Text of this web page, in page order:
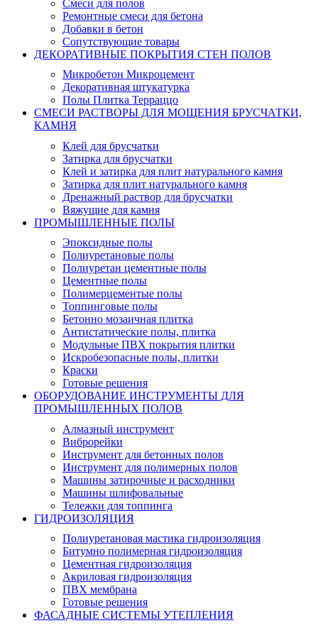
Смеси для полов
Ремонтные смеси для бетона
Добавки в бетон
Сопутствующие товары
ДЕКОРАТИВНЫЕ ПОКРЫТИЯ СТЕН ПОЛОВ
Микробетон Микроцемент
Декоративная штукатурка
Полы Плитка Терраццо
СМЕСИ РАСТВОРЫ ДЛЯ МОЩЕНИЯ БРУСЧАТКИ,
КАМНЯ
Клей для брусчатки
Затирка для брусчатки
Клей и затирка для плит натурального камня
Затирка для плит натурального камня
Дренажный раствор для брусчатки
Вяжущие для камня
ПРОМЫШЛЕННЫЕ ПОЛЫ
Эпоксидные полы
Полиуретановые полы
Полиуретан цементные полы
Цементные полы
Полимерцементые полы
Топпинговые полы
Бетонно мозаичная плитка
Антистатические полы, плитка
Модульные ПВХ покрытия плитки
Искробезопасные полы, плитки
Краски
Готовые решения
ОБОРУДОВАНИЕ ИНСТРУМЕНТЫ ДЛЯ
ПРОМЫШЛЕННЫХ ПОЛОВ
Алмазный инструмент
Виброрейки
Инструмент для бетонных полов
Инструмент для полимерных полов
Машины затирочные и расходники
Машины шлифовальные
Тележки для топпинга
ГИДРОИЗОЛЯЦИЯ
Полиуретановая мастика гидроизоляция
Битумно полимерная гидроизоляция
Цементная гидроизоляция
Акриловая гидроизоляция
ПВХ мембрана
Готовые решения
ФАСАДНЫЕ СИСТЕМЫ УТЕПЛЕНИЯ